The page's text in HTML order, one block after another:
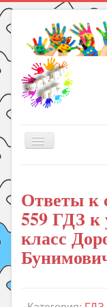
Включить/
Книги
Рукоделие
Подготовка
Уроки
Ответы к
559 ГДЗ к
класс